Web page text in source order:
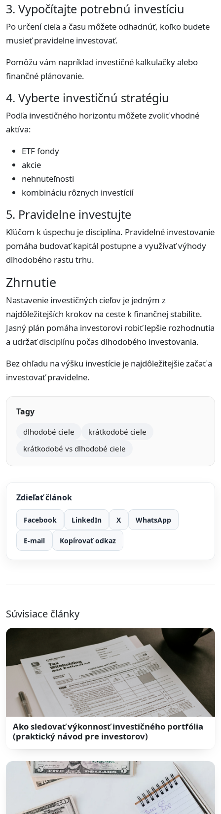
3. Vypočítajte potrebnú investíciu
Po určení cieľa a času môžete odhadnúť, koľko budete
musieť pravidelne investovať.
Pomôžu vám napríklad investičné kalkulačky alebo
finančné plánovanie.
4. Vyberte investičnú stratégiu
Podľa investičného horizontu môžete zvoliť vhodné
aktíva:
ETF fondy
akcie
nehnuteľnosti
kombináciu rôznych investícií
5. Pravidelne investujte
Kľúčom k úspechu je disciplína. Pravidelné investovanie
pomáha budovať kapitál postupne a využívať výhody
dlhodobého rastu trhu.
Zhrnutie
Nastavenie investičných cieľov je jedným z
najdôležitejších krokov na ceste k finančnej stabilite.
Jasný plán pomáha investorovi robiť lepšie rozhodnutia
a udržať disciplínu počas dlhodobého investovania.
Bez ohľadu na výšku investície je najdôležitejšie začať a
investovať pravidelne.
Tagy
dlhodobé ciele
krátkodobé ciele
krátkodobé vs dlhodobé ciele
Zdieľať článok
Facebook LinkedIn X WhatsApp
E-mail Kopírovať odkaz
Súvisiace články
Ako sledovať výkonnosť investičného portfólia
(praktický návod pre investorov)